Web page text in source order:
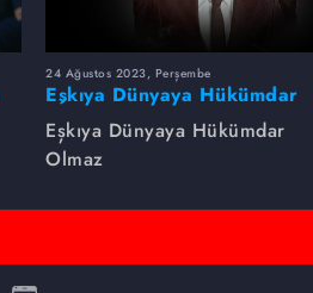
24 Ağustos 2023, Perşembe
Eşkıya Dünyaya Hükümdar
Olmaz dizsinin en çok
izlenen sahneleri
Eşkıya Dünyaya Hükümdar
Olmaz